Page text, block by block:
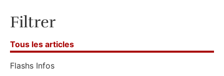
Filtrer
Tous les articles
Flashs Infos